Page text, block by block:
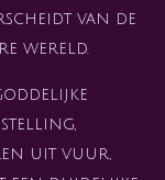
van de
wereld.
uit vuur,